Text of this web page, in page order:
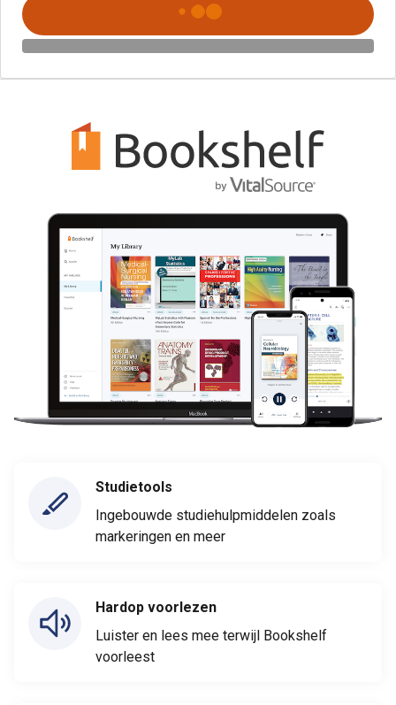
Studietools
Ingebouwde studiehulpmiddelen zoals
markeringen en meer
Hardop voorlezen
Luister en lees mee terwijl Bookshelf
voorleest